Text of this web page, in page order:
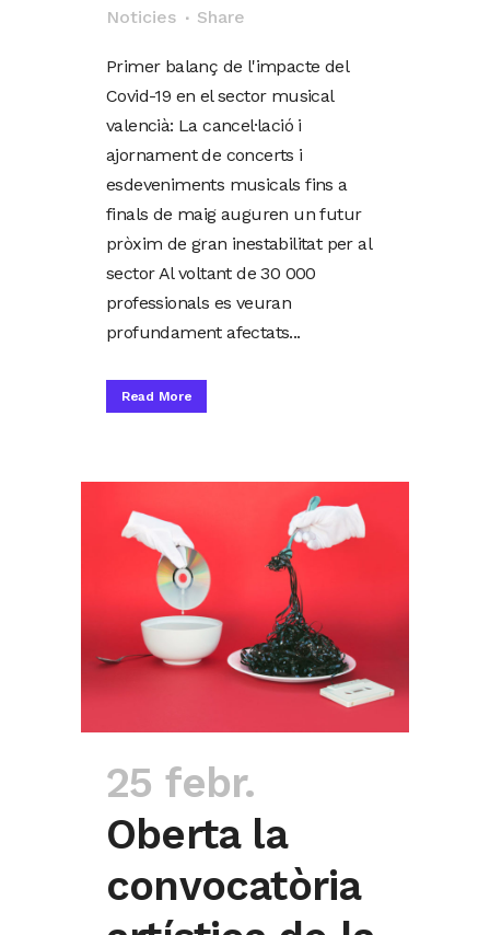
Noticies
Share
Primer balanç de l'impacte del
Covid-19 en el sector musical
valencià: La cancel·lació i
ajornament de concerts i
esdeveniments musicals fins a
finals de maig auguren un futur
pròxim de gran inestabilitat per al
sector Al voltant de 30 000
professionals es veuran
profundament afectats...
Read More
25 febr.
Oberta la
convocatòria